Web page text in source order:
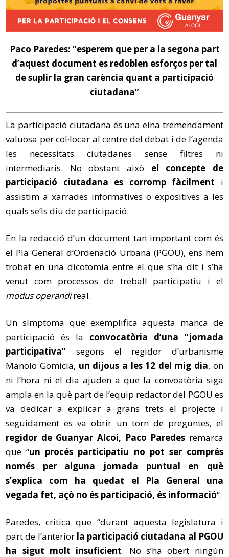
Paco Paredes: “esperem que per a la segona part
d’aquest document es redoblen esforços per tal
de suplir la gran carència quant a participació
ciutadana”
La participació ciutadana és una eina tremendament
valuosa per col·locar al centre del debat i de l’agenda
les necessitats ciutadanes sense filtres ni
intermediaris. No obstant això el concepte de
participació ciutadana es corromp fàcilment i
assistim a xarrades informatives o expositives a les
quals se’ls diu de participació.
En la redacció d’un document tan important com és
el Pla General d’Ordenació Urbana (PGOU), ens hem
trobat en una dicotomia entre el que s’ha dit i s’ha
venut com processos de treball participatiu i el
modus operandireal.
Un símptoma que exemplifica aquesta manca de
participació és la convocatòria d’una “jornada
participativa” segons el regidor d’urbanisme
Manolo Gomicia, un dijous a les 12 del mig dia, on
ni l’hora ni el dia ajuden a que la convoatòria siga
ampla en la què part de l’equip redactor del PGOU es
va dedicar a explicar a grans trets el projecte i
seguidament es va obrir un torn de preguntes, el
regidor de Guanyar Alcoi, Paco Paredes remarca
que “un procés participatiu no pot ser comprés
només per alguna jornada puntual en què
s’explica com ha quedat el Pla General una
vegada fet, açò no és participació, és informació“.
Paredes, critica que “durant aquesta legislatura i
part de l’anterior la participació ciutadana al PGOU
ha sigut molt insuficient. No s’ha obert ningún